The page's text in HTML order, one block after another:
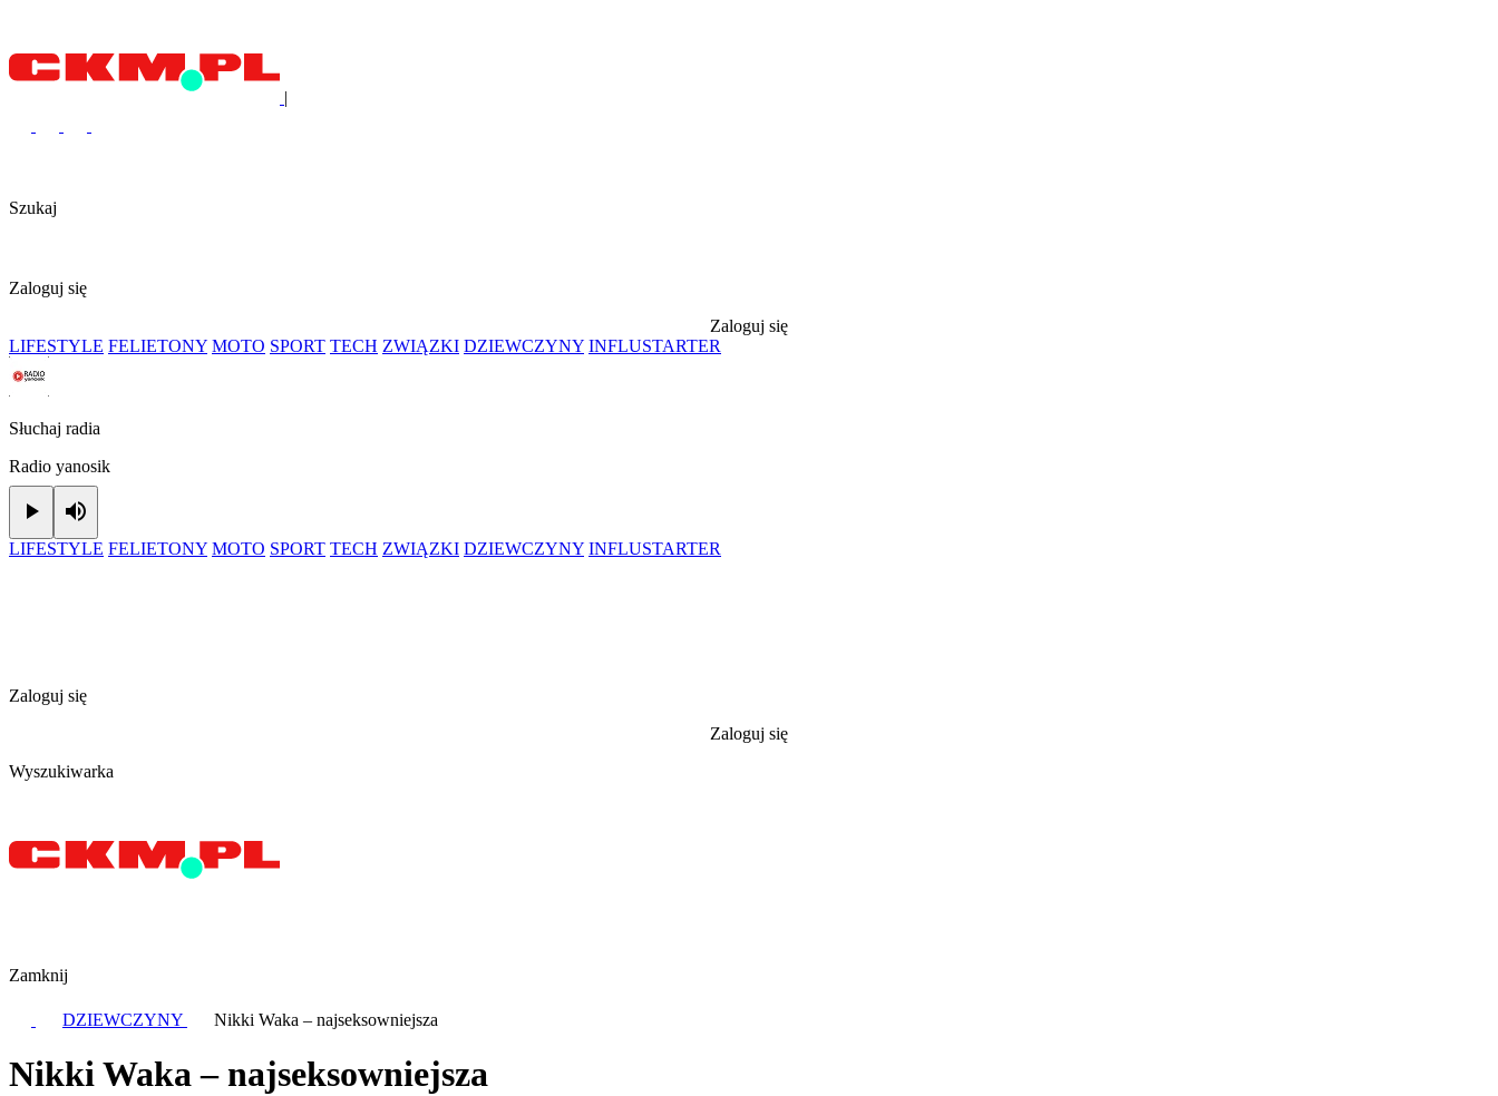
|
Szukaj
Zaloguj się
Zaloguj się
LIFESTYLE FELIETONY MOTO SPORT TECH ZWIĄZKI DZIEWCZYNY INFLUSTARTER
Słuchaj radia
Radio yanosik
Play
LIFESTYLE FELIETONY MOTO SPORT TECH ZWIĄZKI DZIEWCZYNY INFLUSTARTER
Zaloguj się
Zaloguj się
Wyszukiwarka
Zamknij
DZIEWCZYNY Nikki Waka – najseksowniejsza
Nikki Waka – najseksowniejsza